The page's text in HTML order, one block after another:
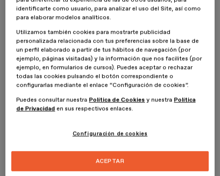
30 Junio 2021 Lluís Corbella
Proyecto a cargo de Lluís Corbella, profesor del Máster en
Paisajismo del Entorno Urbano.
Barcelona encarga el estudio del refuerzo de los accesos
principales al recinto. El resultado refleja la necesidad de situar una
Paisaje y ha sido seleccionado a BEAU 2020.
La voluntad del proyecto es la de aunar la necesidad de seguridad
identificarte como usuario, para analizar el uso del Site, así como
para elaborar modelos analíticos.
Utilizamos también cookies para mostrarte publicidad
personalizada relacionada con tus preferencias sobre la base de
un perfil elaborado a partir de tus hábitos de navegación (por
ejemplo, páginas visitadas) y la información que nos facilites (por
ejemplo, en formularios de cursos). Puedes aceptar o rechazar
todas las cookies pulsando el botón correspondiente o
configurarlas mediante el enlace “Configuración de cookies”.
Puedes consultar nuestra Política de Cookies y nuestra Política
de Privacidad en sus respectivos enlaces.
Configuración de cookies
ACEPTAR